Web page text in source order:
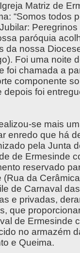
Matriz de
“Somos todos
paróquia
da nossa
Foi uma noite
foi chamada a
componente
depois foi
se mais
enredo que há
pela Junta
de Ermesinde
reservado
da
de Carnaval
e privadas,
que
de Ermesinde
no armazém
e Queima.